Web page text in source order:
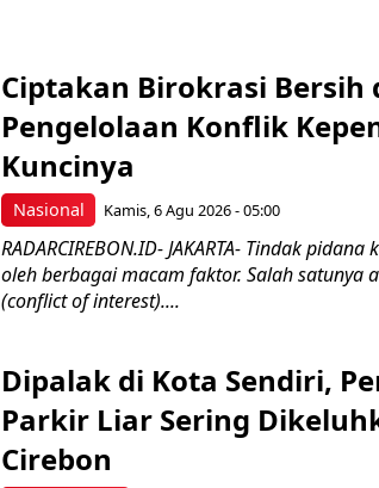
Nasional
Ciptakan Birokrasi
Pengelolaan Konflik
Kuncinya
Kamis, 6 Agu 2026 - 05:00
RADARCIREBON.ID- JAKARTA- Tindak
oleh berbagai macam faktor. Salah satunya
(conflict of interest)....
Dipalak di Kota Sendiri,
Parkir Liar Sering
Cirebon